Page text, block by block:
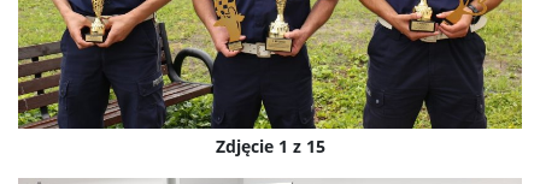
Zdjęcie 1 z 15